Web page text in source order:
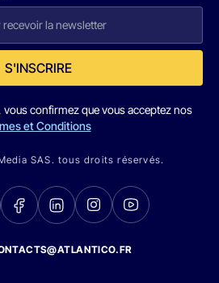
S'INSCRIRE
confirmez que vous acceptez nos
et Conditions
SAS. tous droits réservés.